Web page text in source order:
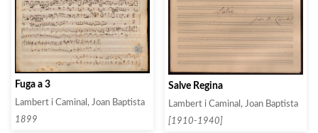
Fuga a 3
Lambert i Caminal, Joan Baptista
1899
Salve Regina
Lambert i Caminal, Joan Baptista
[1910-1940]